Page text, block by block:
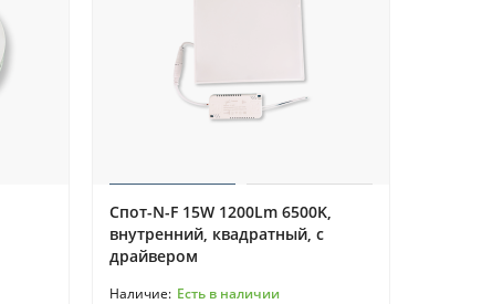
Спот-N-F 15W 1200Lm 6500K,
внутренний, квадратный, с
драйвером
Есть в наличии